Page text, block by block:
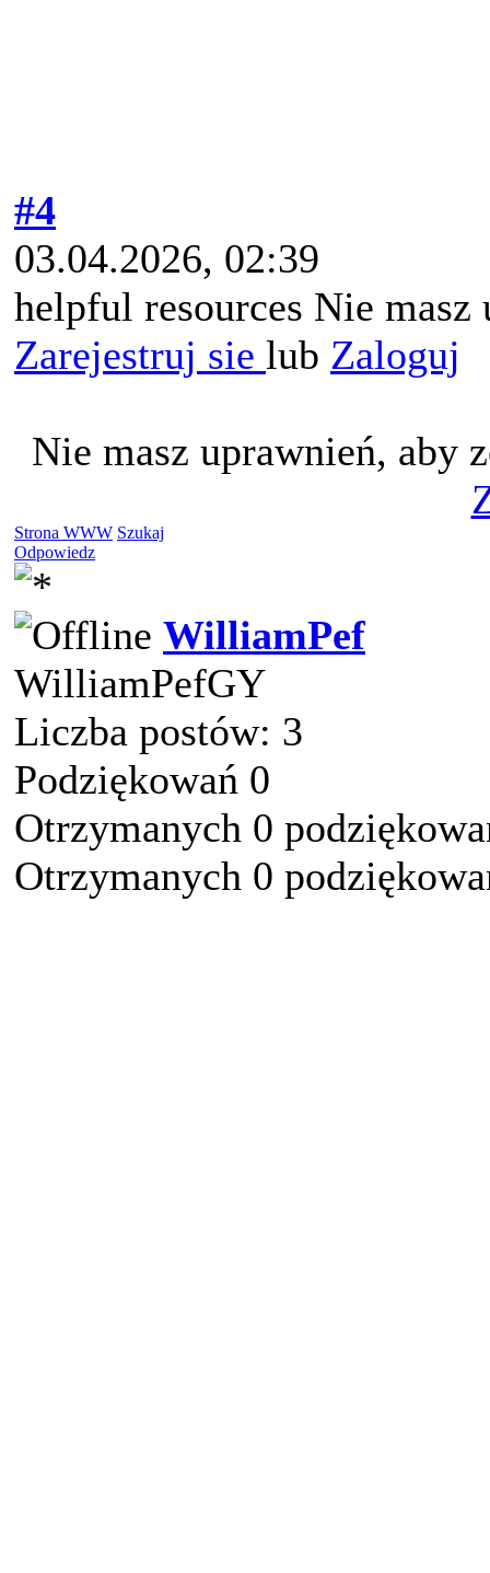
#4
03.04.2026, 02:39
helpful resources Nie
Zarejestruj sie lub Zaloguj
Nie masz uprawnień, aby
Strona WWW Szukaj
Odpowiedz
WilliamPef
WilliamPefGY
Liczba postów: 3
Podziękowań 0
Otrzymanych 0
Otrzymanych 0